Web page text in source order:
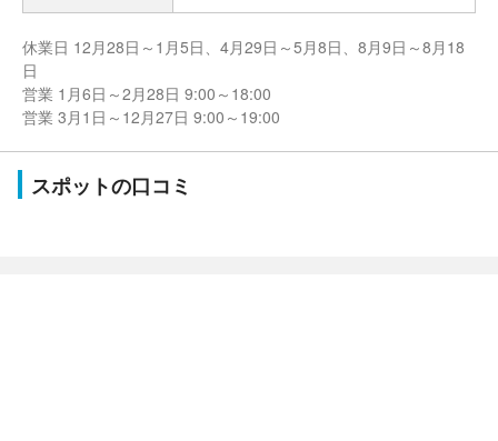
休業日 12月28日～1月5日、4月29日～5月8日、8月9日～8月18
日
営業 1月6日～2月28日 9:00～18:00
営業 3月1日～12月27日 9:00～19:00
スポットの口コミ